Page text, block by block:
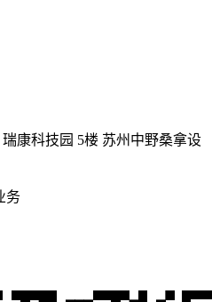
康科技园 5楼 苏州中野桑拿设
务